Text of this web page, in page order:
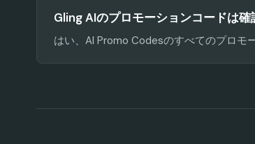
Gling AIのプロモーションコードは確
はい、AI Promo Codesのすべてのプロモ